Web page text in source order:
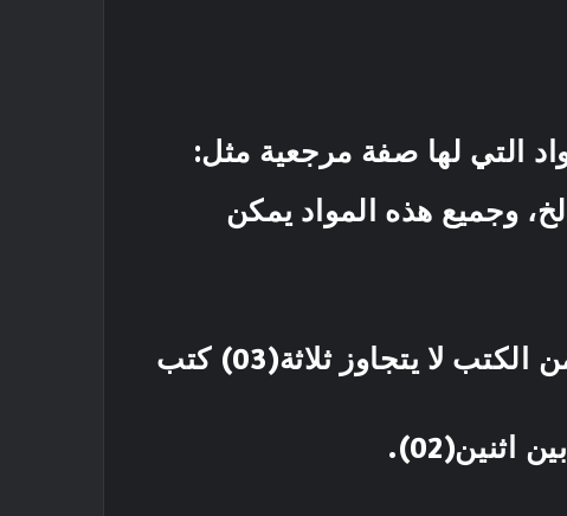
التي لها صفة مرجعية مثل:
وجميع هذه المواد يمكن
الغرض.